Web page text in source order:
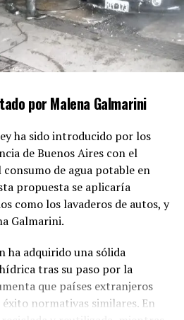
un allegado al autor
en estas acciones, deja de
o emocional y se
la protección de la intimidad
obstáculo para la investigación
vulneran los derechos
como meta alinear la
los compromisos adquiridos
do Pará y otros
por Malena Galmarini
ha sido introducido por los
de Buenos Aires con el
de agua potable en
propuesta se aplicaría
como los lavaderos de autos, y
Galmarini.
ha adquirido una sólida
tras su paso por la
que países extranjeros
normativas similares. En